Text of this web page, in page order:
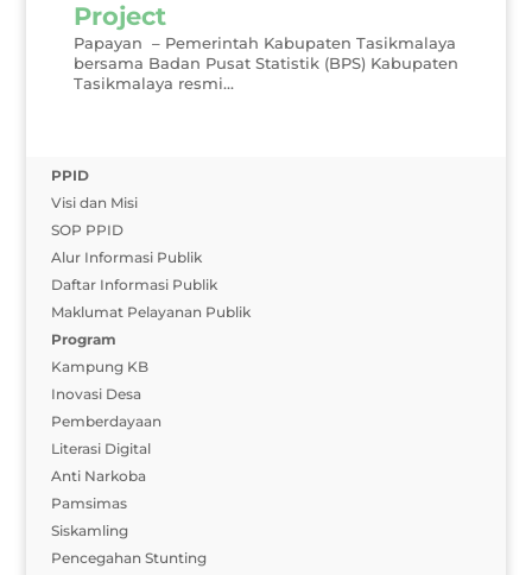
Project
Papayan – Pemerintah Kabupaten Tasikmalaya
bersama Badan Pusat Statistik (BPS) Kabupaten
Tasikmalaya resmi...
PPID
Visi dan Misi
SOP PPID
Alur Informasi Publik
Daftar Informasi Publik
Maklumat Pelayanan Publik
Program
Kampung KB
Inovasi Desa
Pemberdayaan
Literasi Digital
Anti Narkoba
Pamsimas
Siskamling
Pencegahan Stunting